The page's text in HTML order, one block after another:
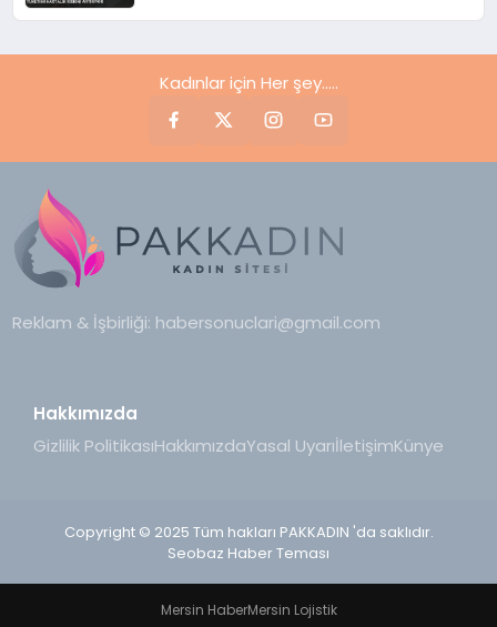
Kadınlar için Her şey.....
Reklam & İşbirliği: habersonuclari@gmail.com
Hakkımızda
Gizlilik PolitikasıHakkımızdaYasal UyarıİletişimKünye
Copyright © 2025 Tüm hakları PAKKADIN 'da saklıdır.
Seobaz Haber Teması
Mersin HaberMersin Lojistik